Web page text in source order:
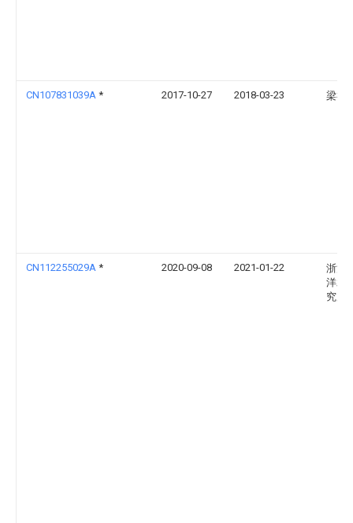
CN107831039A * 2017-10-27 2018-03-23 梁禄
CN112255029A * 2020-09-08 2021-01-22
浙江
洋水
究所